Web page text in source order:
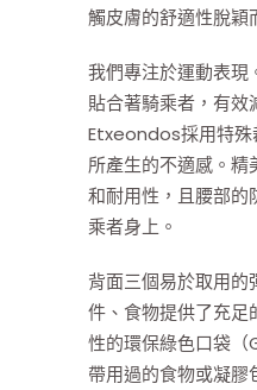
觸皮膚的舒適性脫穎
我們專注於運動表
貼合著騎乘者，有效
Etxeondos採用特殊
所產生的不適感。精
和耐用性，且腰部的
乘者身上。
背面三個易於取用
件、食物提供了充足
性的環保綠色口袋
帶用過的食物或凝